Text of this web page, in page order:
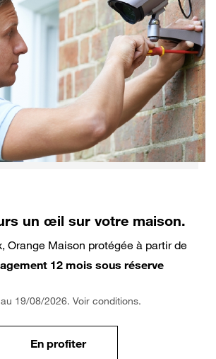
un œil sur votre maison.
Orange Maison protégée à partir de
12 mois sous réserve
19/08/2026. Voir conditions.
En profiter